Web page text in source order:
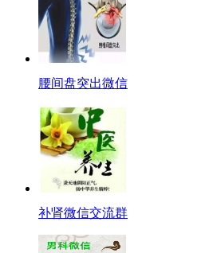
腰间盘突出微信
补肾微信交流群